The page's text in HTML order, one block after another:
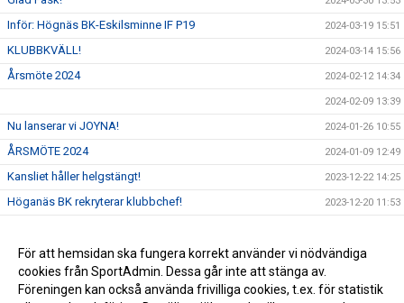
Inför: Högnäs BK-Eskilsminne IF P19 2024-03-19 15:51
KLUBBKVÄLL! 2024-03-14 15:56
Årsmöte 2024 2024-02-12 14:34
2024-02-09 13:39
Nu lanserar vi JOYNA! 2024-01-26 10:55
ÅRSMÖTE 2024 2024-01-09 12:49
Kansliet håller helgstängt! 2023-12-22 14:25
Höganäs BK rekryterar klubbchef! 2023-12-20 11:53
Juniorlag 2024 2023-11-07 15:55
HBK-Hjärta 2023! 2023-10-12 10:39
För att hemsidan ska fungera korrekt använder vi nödvändiga
cookies från SportAdmin. Dessa går inte att stänga av.
Föreningen kan också använda frivilliga cookies, t.ex. för statistik